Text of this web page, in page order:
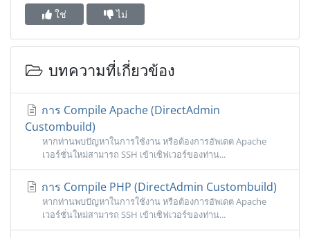
ใช่ ไม่
บทความที่เกี่ยวข้อง
การ Compile Apache (DirectAdmin
Custombuild)
หากท่านพบปัญหาในการใช้งาน หรือต้องการอัพเดต Apache
เวอร์ชั่นใหม่สามารถ SSH เข้าเซิฟเวอร์ของท่าน...
การ Compile PHP (DirectAdmin Custombuild)
หากท่านพบปัญหาในการใช้งาน หรือต้องการอัพเดต Apache
เวอร์ชั่นใหม่สามารถ SSH เข้าเซิฟเวอร์ของท่าน...